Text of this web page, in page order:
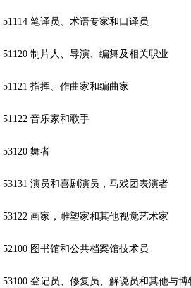
51114 笔译员、术语专家和口译员
51120 制片人、导演、编舞及相关职业
51121 指挥、作曲家和编曲家
51122 音乐家和歌手
53120 舞者
53131 演员和喜剧演员，马戏团表演者
53122 画家，雕塑家和其他视觉艺术家
52100 图书馆和公共档案馆技术员
53100 登记员、修复员、解说员和其他与